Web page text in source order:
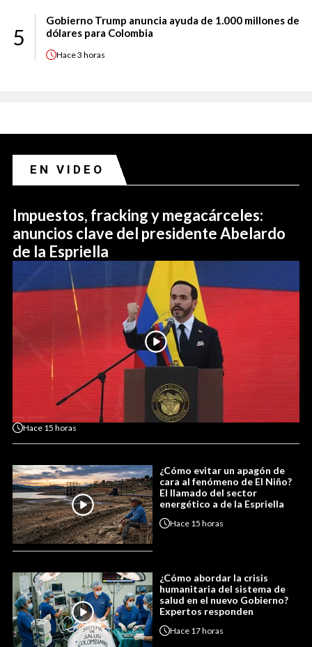
5
Gobierno Trump anuncia ayuda de 1.000 millones de
dólares para Colombia
Hace3 horas
EN VIDEO
Impuestos, fracking y megacárceles:
anuncios clave del presidente Abelardo
de la Espriella
Hace 15 horas
¿Cómo evitar un apagón de
cara al fenómeno de El Niño?
El llamado del sector
energético a de la Espriella
Hace 15 horas
¿Cómo abordar la crisis
humanitaria del sistema de
salud en el nuevo Gobierno?
Expertos responden
Hace 17 horas